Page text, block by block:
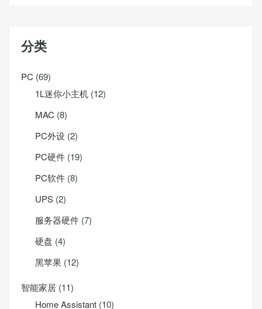
分类
PC (69)
1L迷你小主机 (12)
MAC (8)
PC外设 (2)
PC硬件 (19)
PC软件 (8)
UPS (2)
服务器硬件 (7)
硬盘 (4)
黑苹果 (12)
智能家居 (11)
Home Assistant (10)